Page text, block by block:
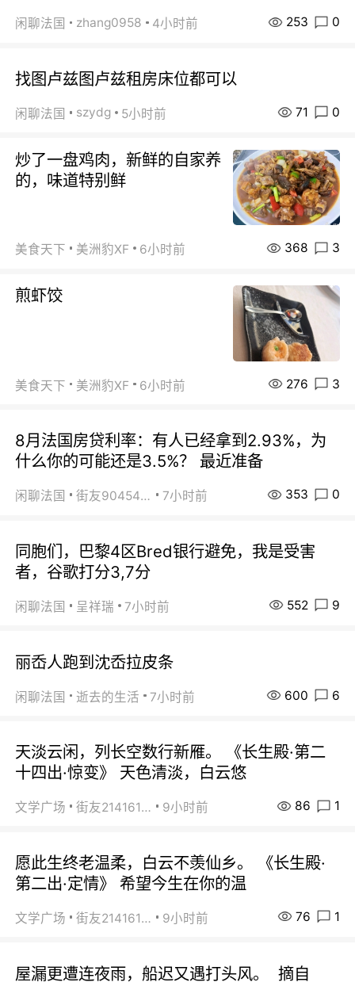
闲聊法国 zhang0958 4小时前 253 0
找图卢兹图卢兹租房床位都可以
闲聊法国 szydg 5小时前 71 0
炒了一盘鸡肉，新鲜的自家养
的，味道特别鲜
美食天下 美洲豹XF 6小时前 368 3
煎虾饺
美食天下 美洲豹XF 6小时前 276 3
8月法国房贷利率：有人已经拿到2.93%，为
什么你的可能还是3.5%？ 最近准备
闲聊法国 街友90454511 7小时前 353 0
同胞们，巴黎4区Bred银行避免，我是受害
者，谷歌打分3,7分
闲聊法国 呈祥瑞 7小时前 552 9
丽岙人跑到沈岙拉皮条
闲聊法国 逝去的生活 7小时前 600 6
天淡云闲，列长空数行新雁。 《长生殿·第二
十四出·惊变》 天色清淡，白云悠
文学广场 街友21416156 9小时前 86 1
愿此生终老温柔，白云不羡仙乡。 《长生殿·
第二出·定情》 希望今生在你的温
文学广场 街友21416156 9小时前 76 1
屋漏更遭连夜雨，船迟又遇打头风。 摘自